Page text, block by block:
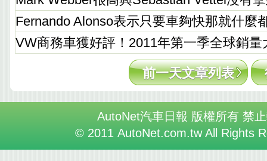
Fernando Alonso表示只要車夠快那就什麼
VW商務車獲好評！2011年第一季全球銷量
前一天文章列表
AutoNet汽車日報 版權所有 禁
© 2011 AutoNet.com.tw All Rights